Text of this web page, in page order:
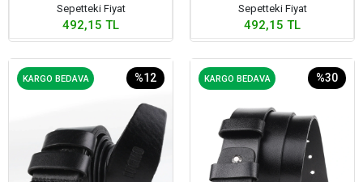
Sepetteki Fiyat
492,15 TL
Sepetteki Fiyat
492,15 TL
KARGO BEDAVA %12 KARGO BEDAVA %30